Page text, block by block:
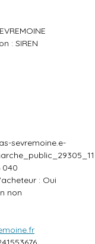
: SIREN
sevremoine.e-
040
: Oui
non